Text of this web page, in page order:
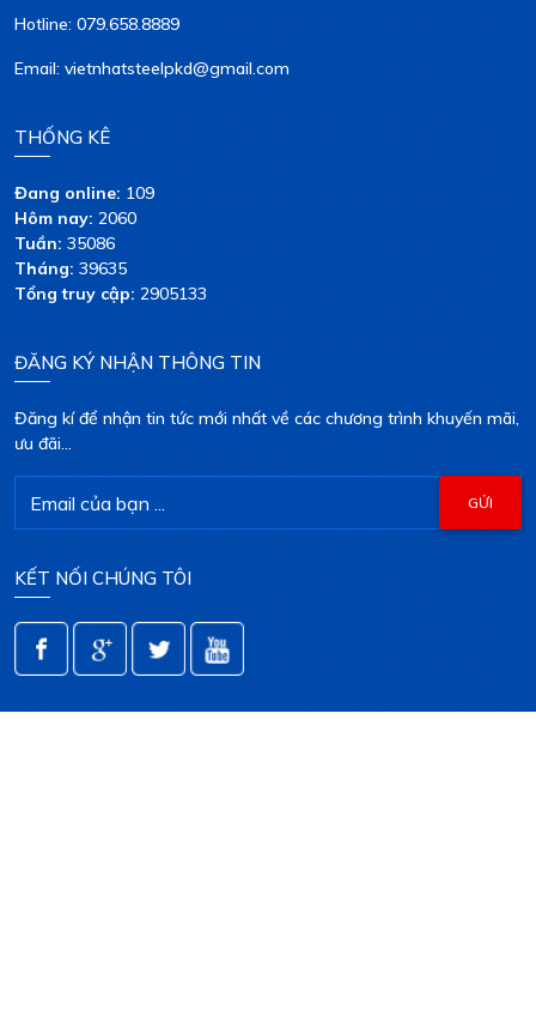
Hotline: 079.658.8889
Email: vietnhatsteelpkd@gmail.com
THỐNG KÊ
Đang online:109
Hôm nay:2060
Tuần:35086
Tháng:39635
Tổng truy cập:2905133
ĐĂNG KÝ NHẬN THÔNG TIN
Đăng kí để nhận tin tức mới nhất về các chương trình khuyến mãi,
ưu đãi...
KẾT NỐI CHÚNG TÔI